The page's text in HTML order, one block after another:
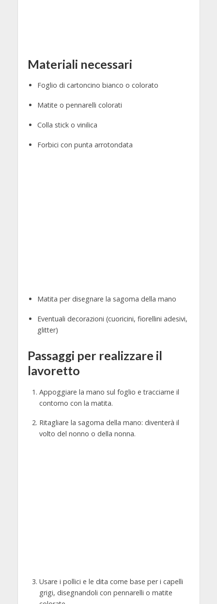
Materiali necessari
Foglio di cartoncino bianco o colorato
Matite o pennarelli colorati
Colla stick o vinilica
Forbici con punta arrotondata
Matita per disegnare la sagoma della mano
Eventuali decorazioni (cuoricini, fiorellini adesivi,
glitter)
Passaggi per realizzare il
lavoretto
Appoggiare la mano sul foglio e tracciarne il
contorno con la matita.
Ritagliare la sagoma della mano: diventerà il
volto del nonno o della nonna.
Usare i pollici e le dita come base per i capelli
grigi, disegnandoli con pennarelli o matite